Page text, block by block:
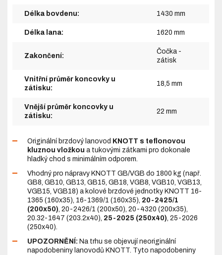
Délka bovdenu: 1430 mm
Délka lana: 1620 mm
Zakončení:
Čočka -
zátisk
Vnitřní průměr koncovky u
zátisku:
18,5 mm
Vnější průměr koncovky u
zátisku:
22 mm
Originální brzdový lanovod KNOTT s teflonovou
kluznou vložkou a tukovými zátkami pro dokonale
hladký chod s minimálním odporem.
Vhodný pro nápravy KNOTT GB/VGB do 1800 kg (např.
GB8, GB10, GB13, GB15, GB18, VGB8, VGB10, VGB13,
VGB15, VGB18) a kolové brzdové jednotky KNOTT 16-
1365 (160x35), 16-1369/1 (160x35), 20-2425/1
(200x50) , 20-2426/1 (200x50), 20-4320 (200x35),
20.32-1647 (203.2x40), 25-2025 (250x40) , 25-2026
(250x40).
UPOZORNĚNÍ: Na trhu se objevují neoriginální
napodobeniny lanovodů KNOTT. Tyto napodobeniny